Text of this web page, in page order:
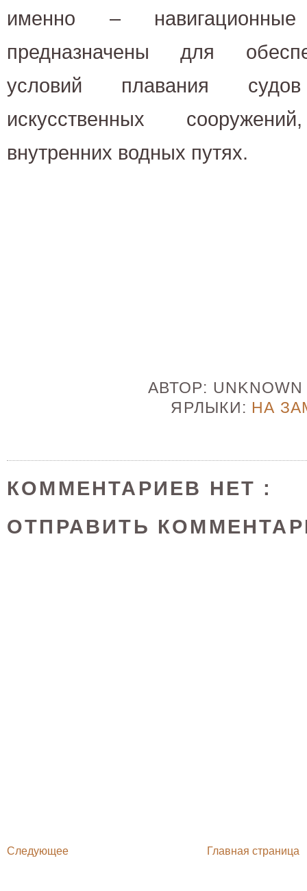
именно –
предназначены для
условий плавания
искусственных
внутренних водных путях.
АВТОР:
ЯРЛЫКИ: НА
КОММЕНТАРИЕВ НЕТ :
ОТПРАВИТЬ
Следующее Главная страница